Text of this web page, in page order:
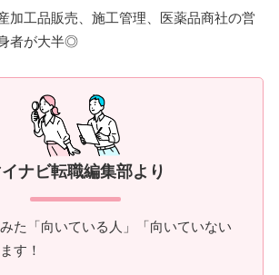
加工品販売、施工管理、医薬品商社の営
者が大半◎
ナビ転職編集部より
た「向いている人」「向いていない
す！